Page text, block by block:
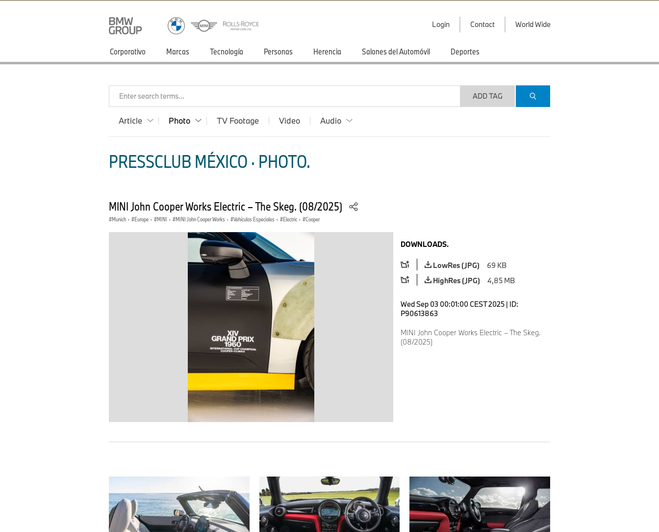
Login Contact World Wide
Corporativo Marcas Tecnología Personas Herencia Salones del Automóvil Deportes
Enter search terms... ADD TAG
Article Photo TV Footage Video Audio
PRESSCLUB MÉXICO · PHOTO.
MINI John Cooper Works Electric – The Skeg. (08/2025)
Munich · Europe · MINI · MINI John Cooper Works · Vehículos Especiales · Electric · Cooper
DOWNLOADS.
LowRes (JPG)
69 KB
HighRes (JPG)
4,85 MB
Wed Sep 03 00:01:00 CEST 2025 | ID:
P90613863
MINI John Cooper Works Electric – The Skeg.
(08/2025)